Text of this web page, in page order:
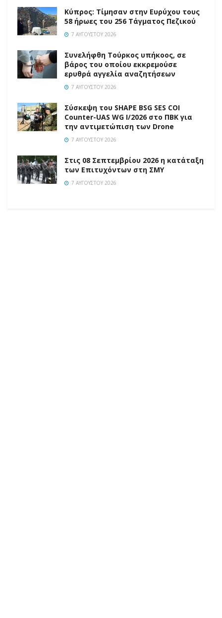
Κύπρος: Τίμησαν στην Ευρύχου τους
58 ήρωες του 256 Τάγματος Πεζικού
7 ΑΥΓΟΎΣΤΟΥ 2026
Συνελήφθη Τούρκος υπήκοος, σε
βάρος του οποίου εκκρεμούσε
ερυθρά αγγελία αναζητήσεων
7 ΑΥΓΟΎΣΤΟΥ 2026
Σύσκεψη του SHAPE BSG SES COI
Counter-UAS WG I/2026 στο ΠΒΚ για
την αντιμετώπιση των Drone
7 ΑΥΓΟΎΣΤΟΥ 2026
Στις 08 Σεπτεμβρίου 2026 η κατάταξη
των Επιτυχόντων στη ΣΜΥ
7 ΑΥΓΟΎΣΤΟΥ 2026